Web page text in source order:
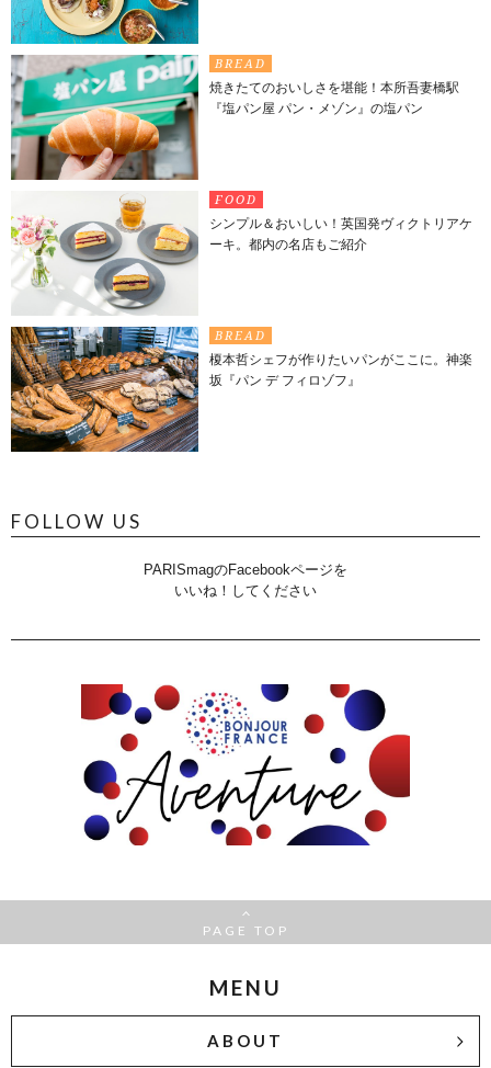
BREAD
焼きたてのおいしさを堪能！本所吾妻橋駅
『塩パン屋 パン・メゾン』の塩パン
FOOD
シンプル＆おいしい！英国発ヴィクトリアケ
ーキ。都内の名店もご紹介
BREAD
榎本哲シェフが作りたいパンがここに。神楽
坂『パン デ フィロゾフ』
FOLLOW US
PARISmagのFacebookページを
いいね！してください
PAGE TOP
MENU
ABOUT